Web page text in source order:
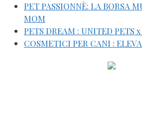
PET PASSIONNÈ: LA BORSA
MOM
PETS DREAM : UNITED PETS
COSMETICI PER CANI :